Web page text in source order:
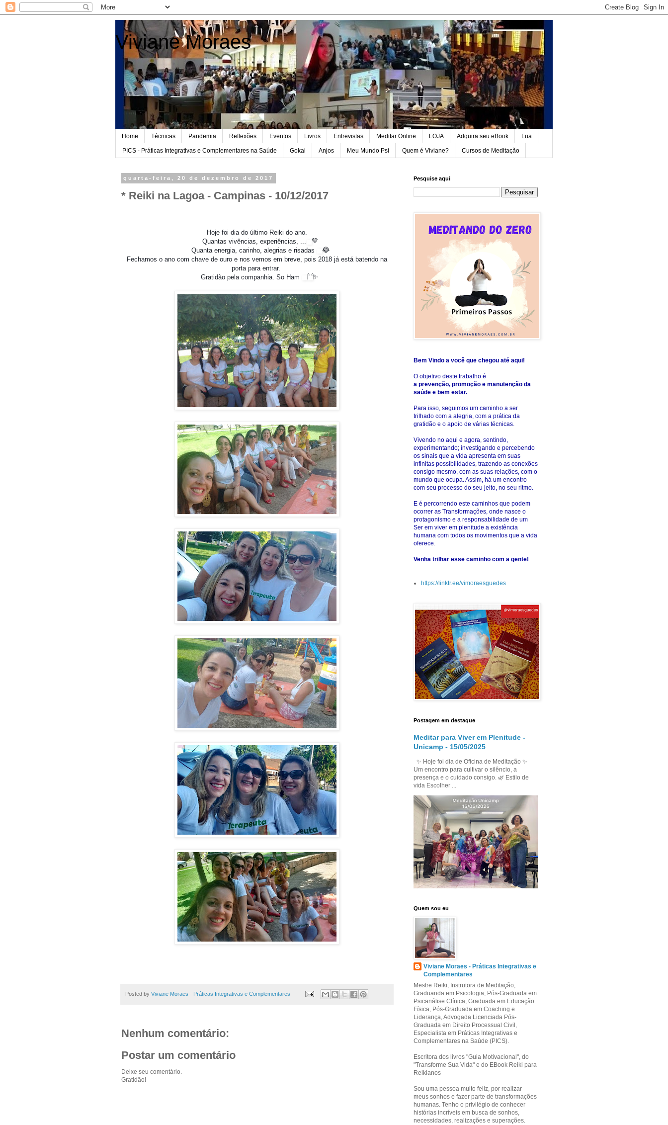
Viviane Moraes
Home Técnicas Pandemia Reflexões Eventos Livros Entrevistas Meditar Online LOJA Adquira seu eBook Lua
PICS - Práticas Integrativas e Complementares na Saúde Gokai Anjos Meu Mundo Psi Quem é Viviane? Cursos de Meditação
quarta-feira, 20 de dezembro de 2017
* Reiki na Lagoa - Campinas - 10/12/2017
Hoje foi dia do último Reiki do ano.
Quantas vivências, experiências, ...
💚
Quanta energia, carinho, alegrias e risadas
😂
Fechamos o ano com chave de ouro e nos vemos em breve, pois 2018 já está batendo na
porta para entrar.
Gratidão pela companhia. So Ham
🙌✨
Posted by Viviane Moraes - Práticas Integrativas e Complementares
Nenhum comentário:
Postar um comentário
Deixe seu comentário.
Gratidão!
Pesquise aqui
Bem Vindo a você que chegou até aqui!
O objetivo deste trabalho é
a prevenção, promoção e manutenção da
saúde e bem estar.
Para isso, seguimos um caminho a ser
trilhado com a alegria, com a prática da
gratidão e o apoio de várias técnicas.
Vivendo no aqui e agora, sentindo,
experimentando; investigando e percebendo
os sinais que a vida apresenta em suas
infinitas possibilidades, trazendo as conexões
consigo mesmo, com as suas relações, com o
mundo que ocupa. Assim, há um encontro
com seu processo do seu jeito, no seu ritmo.
E é percorrendo este caminhos que podem
ocorrer as Transformações, onde nasce o
protagonismo e a responsabilidade de um
Ser em viver em plenitude a existência
humana com todos os movimentos que a vida
oferece.
Venha trilhar esse caminho com a gente!
https://linktr.ee/vimoraesguedes
Postagem em destaque
Meditar para Viver em Plenitude -
Unicamp - 15/05/2025
✨ Hoje foi dia de Oficina de Meditação ✨
Um encontro para cultivar o silêncio, a
presença e o cuidado consigo. 🌿 Estilo de
vida Escolher ...
Quem sou eu
Viviane Moraes - Práticas Integrativas e
Complementares
Mestre Reiki, Instrutora de Meditação,
Graduanda em Psicologia, Pós-Graduada em
Psicanálise Clínica, Graduada em Educação
Física, Pós-Graduada em Coaching e
Liderança, Advogada Licenciada Pós-
Graduada em Direito Processual Civil,
Especialista em Práticas Integrativas e
Complementares na Saúde (PICS).
Escritora dos livros "Guia Motivacional", do
"Transforme Sua Vida" e do EBook Reiki para
Reikianos
Sou uma pessoa muito feliz, por realizar
meus sonhos e fazer parte de transformações
humanas. Tenho o privilégio de conhecer
histórias incríveis em busca de sonhos,
necessidades, realizações e superações.